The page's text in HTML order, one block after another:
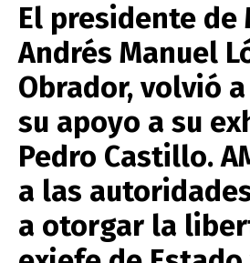
El presidente de
Andrés Manuel
Obrador, volvió
su apoyo a su
Pedro Castillo.
a las
a otorgar la